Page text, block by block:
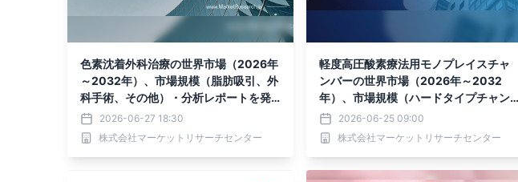
色素沈着外科治療の世界市場（2026年
～2032年）、市場規模（脂肪吸引、外
科手術、その他）・分析レポートを発
表
2026-06-27 18:30
株式会社マーケットリサーチセンター
軽度高圧酸素療法用モノプレイスチャ
ンバーの世界市場（2026年～2032
年）、市場規模（ハードタイプチャン
バー、ソフトタイプチャンバー）・分
析レポートを発表
2026-06-25 09:00
株式会社マーケットリサーチセンター